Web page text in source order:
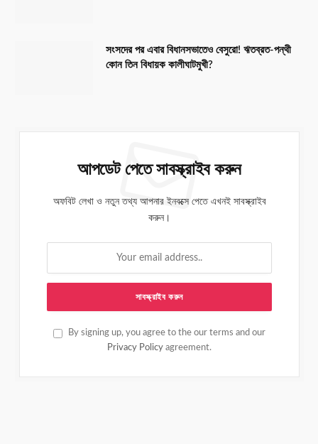
সংসদের পর এবার বিধানসভাতেও বেসুরো! ঋতব্রত-পন্থী
কোন তিন বিধায়ক কালীঘাটমুখী?
আপডেট পেতে সাবস্ক্রাইব করুন
অফবিট লেখা ও নতুন তথ্য আপনার ইনবক্সে পেতে এখনই সাবস্ক্রাইব
করুন।
By signing up, you agree to the our terms and our
Privacy Policy agreement.